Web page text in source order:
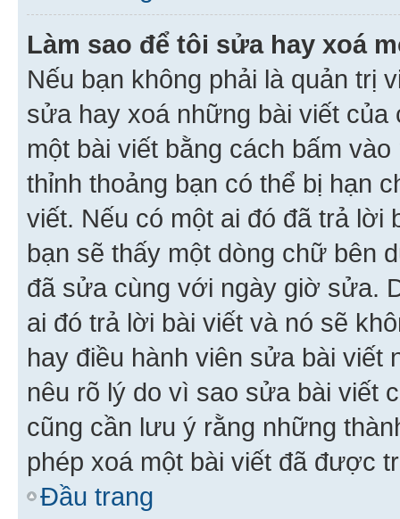
Làm sao để tôi sửa hay xoá
Nếu bạn không phải là quản trị
sửa hay xoá những bài viết
một bài viết bằng cách bấm
thỉnh thoảng bạn có thể bị hạn
viết. Nếu có một ai đó đã trả lời
bạn sẽ thấy một dòng chữ bên
đã sửa cùng với ngày giờ sửa.
ai đó trả lời bài viết và nó sẽ
hay điều hành viên sửa bài viết
nêu rõ lý do vì sao sửa bài viết
cũng cần lưu ý rằng những
phép xoá một bài viết đã được
Đầu trang